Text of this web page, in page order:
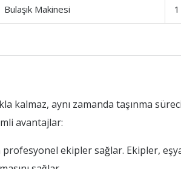
Bulaşık Makinesi
kalmaz, aynı zamanda taşınma
avantajlar:
ekipler sağlar. Ekipler,